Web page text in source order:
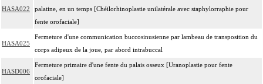
HASA022
palatine, en un temps [Chéilorhinoplastie unilatérale avec staphylorraphie pour
fente orofaciale]
HASA025
Fermeture d'une communication buccosinusienne par lambeau de transposition du
corps adipeux de la joue, par abord intrabuccal
HASD006
Fermeture primaire d'une fente du palais osseux [Uranoplastie pour fente
orofaciale]